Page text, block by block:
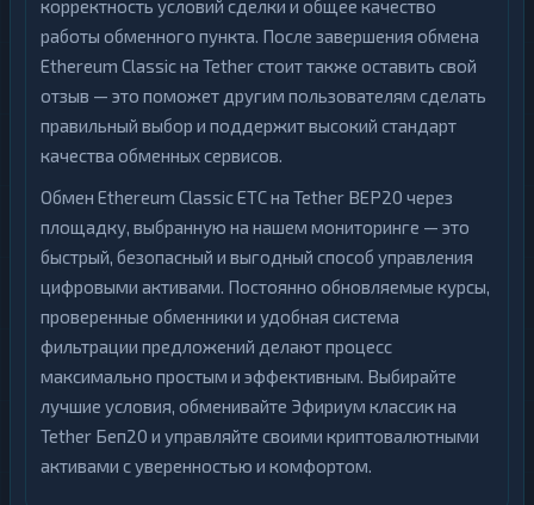
корректность условий сделки и общее качество
работы обменного пункта. После завершения обмена
Ethereum Classic на Tether стоит также оставить свой
отзыв — это поможет другим пользователям сделать
правильный выбор и поддержит высокий стандарт
качества обменных сервисов.
Обмен Ethereum Classic ETC на Tether BEP20 через
площадку, выбранную на нашем мониторинге — это
быстрый, безопасный и выгодный способ управления
цифровыми активами. Постоянно обновляемые курсы,
проверенные обменники и удобная система
фильтрации предложений делают процесс
максимально простым и эффективным. Выбирайте
лучшие условия, обменивайте Эфириум классик на
Tether Беп20 и управляйте своими криптовалютными
активами с уверенностью и комфортом.